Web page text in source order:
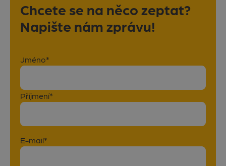
Chcete se na něco zeptat?
Napište nám zprávu!
Jméno*
Příjmení*
E-mail*